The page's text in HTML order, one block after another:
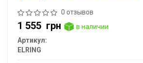
0 отзывов
1 555 грн
в наличии
Артикул:
ELRING